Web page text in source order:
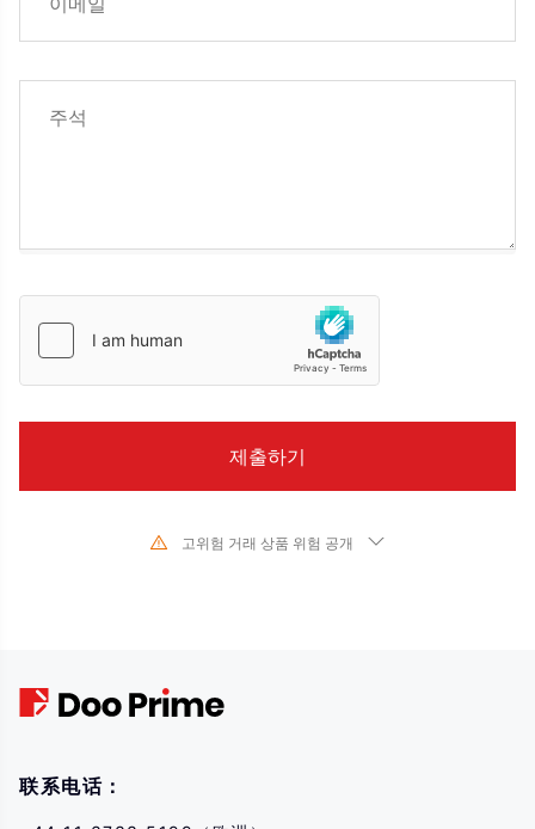
고위험 거래 상품 위험 공개
인 전문가의 조언을 구해야 합니다.
联系电话：